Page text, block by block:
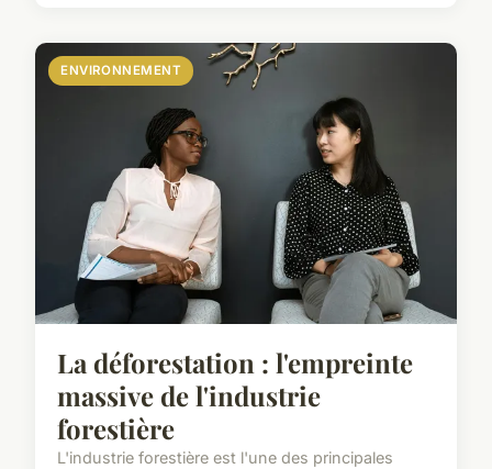
ENVIRONNEMENT
La déforestation : l'empreinte
massive de l'industrie
forestière
L'industrie forestière est l'une des principales